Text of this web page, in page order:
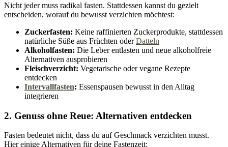
Nicht jeder muss radikal fasten. Stattdessen kannst du gezielt
entscheiden, worauf du bewusst verzichten möchtest:
Zuckerfasten: Keine raffinierten Zuckerprodukte, stattdessen
natürliche Süße aus Früchten oderDatteln
Alkoholfasten: Die Leber entlasten und neue alkoholfreie
Alternativen ausprobieren
Fleischverzicht: Vegetarische oder vegane Rezepte
entdecken
Intervallfasten: Essenspausen bewusst in den Alltag
integrieren
2. Genuss ohne Reue: Alternativen entdecken
Fasten bedeutet nicht, dass du auf Geschmack verzichten musst.
Hier einige Alternativen für deine Fastenzeit: